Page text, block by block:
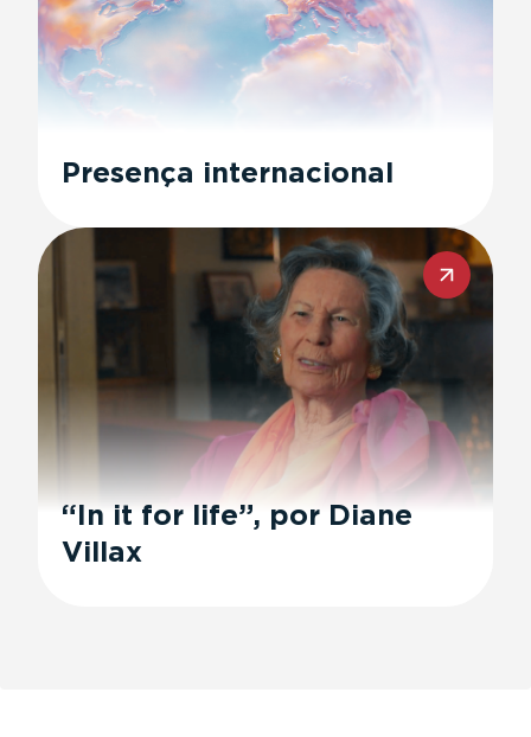
Presença internacional
“In it for life”, por Diane
Villax